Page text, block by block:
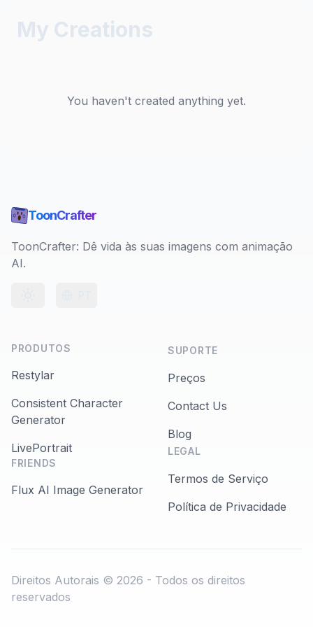
My Creations
You haven't created anything yet.
ToonCrafter
ToonCrafter: Dê vida às suas imagens com animação
AI.
PRODUTOS
Restylar
Consistent Character
Generator
LivePortrait
FRIENDS
Flux AI Image Generator
SUPORTE
Preços
Contact Us
Blog
LEGAL
Termos de Serviço
Política de Privacidade
Direitos Autorais © 2026 - Todos os direitos
reservados